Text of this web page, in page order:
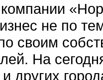
не по
своим
На
и других